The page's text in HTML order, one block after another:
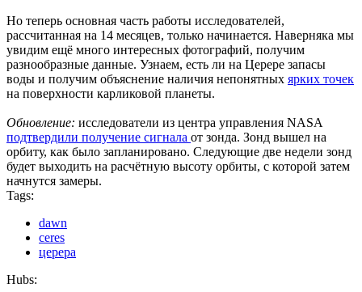
Но теперь основная часть работы исследователей,
рассчитанная на 14 месяцев, только начинается. Наверняка мы
увидим ещё много интересных фотографий, получим
разнообразные данные. Узнаем, есть ли на Церере запасы
воды и получим объяснение наличия непонятных ярких точек
на поверхности карликовой планеты.
Обновление: исследователи из центра управления NASA
подтвердили получение сигнала от зонда. Зонд вышел на
орбиту, как было запланировано. Следующие две недели зонд
будет выходить на расчётную высоту орбиты, с которой затем
начнутся замеры.
Tags:
dawn
ceres
церера
Hubs: